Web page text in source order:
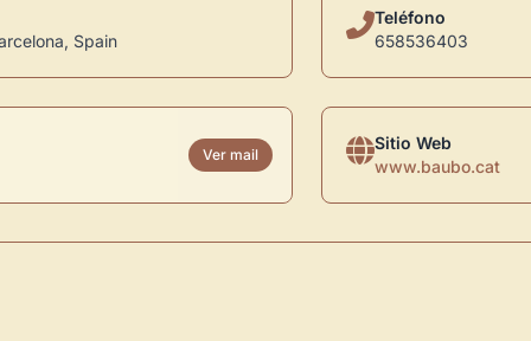
Spain
Teléfono
658536403
Ver mail
Sitio Web
www.baubo.cat